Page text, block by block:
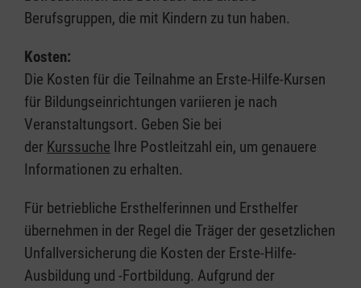
Berufsgruppen, die mit Kindern zu tun haben.
Kosten:
Die Kosten für die Teilnahme an Erste-Hilfe-Kursen
für Bildungseinrichtungen variieren je nach
Veranstaltungsort. Geben Sie bei
der Kurssuche Ihre Postleitzahl ein, um genauere
Informationen zu erhalten.
Für betriebliche Ersthelferinnen und Ersthelfer
übernehmen in der Regel die Träger der gesetzlichen
Unfallversicherung die Kosten der Erste-Hilfe-
Ausbildung und -Fortbildung. Aufgrund der